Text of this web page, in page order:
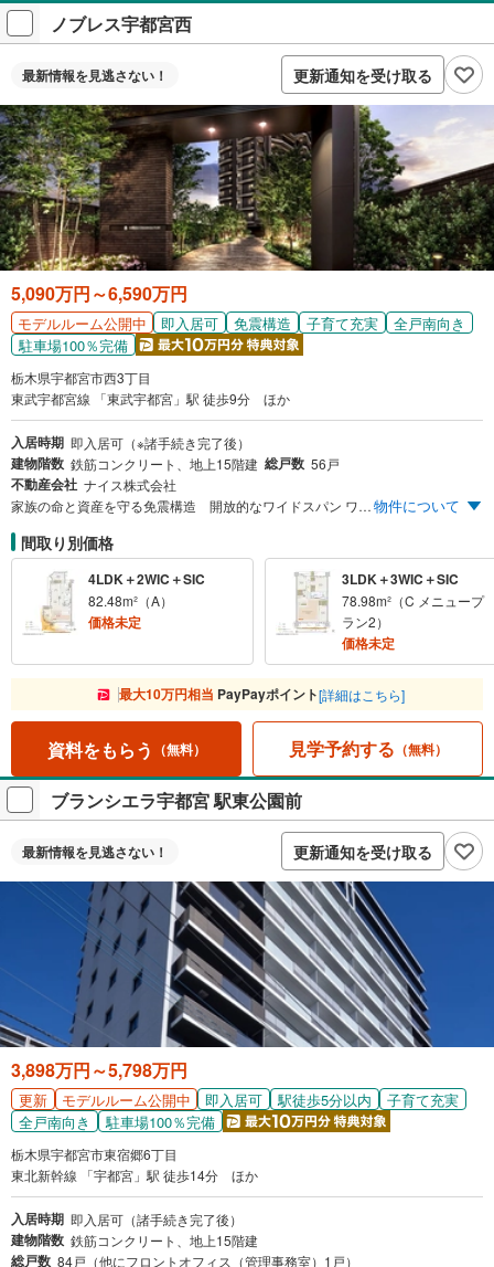
ノブレス宇都宮西
最新情報を見逃さない！ 更新通知を受け取る
5,090万円～6,590万円
モデルルーム公開中 即入居可 免震構造 子育て充実
全戸南向き
駐車場100％完備
栃木県宇都宮市西3丁目
東武宇都宮線 「東武宇都宮」駅 徒歩9分 ほか
入居時期 即入居可（※諸手続き完了後）
建物階数 鉄筋コンクリート、地上15階建 総戸数 56戸
不動産会社 ナイス株式会社
家族の命と資産を守る免震構造 開放的なワイドスパン ワイドフロンテージ 「東武宇都宮」駅徒歩9分（約700m） ゆとりの広さ4LDK・80m²台中心 ※56戸中28戸 全邸南東向き 時代を見据えた先進設備 ZEH-M Oriented物件について
間取り別価格
4LDK＋2WIC＋SIC
82.48m²（A）
価格未定
3LDK＋3WIC＋SIC
78.98m²（C メニュープ
ラン2）
価格未定
最大10万円相当 PayPayポイント[詳細はこちら]
資料をもらう （無料） 見学予約する （無料）
ブランシエラ宇都宮 駅東公園前
最新情報を見逃さない！ 更新通知を受け取る
3,898万円～5,798万円
更新 モデルルーム公開中 即入居可 駅徒歩5分以内
子育て充実
全戸南向き
駐車場100％完備
栃木県宇都宮市東宿郷6丁目
東北新幹線 「宇都宮」駅 徒歩14分 ほか
入居時期 即入居可（諸手続き完了後）
建物階数 鉄筋コンクリート、地上15階建
総戸数 84戸（他にフロントオフィス（管理事務室）1戸）